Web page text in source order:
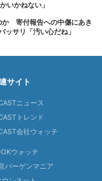
いかねない」
か 寄付報告への中傷にあき
ッサリ「汚い心だね」
サイト
ニュース
トレンド
会社ウォッチ
ウォッチ
バーゲンマニア